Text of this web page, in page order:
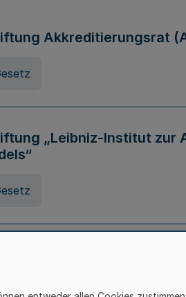
Akkreditierungsrat
„Leibniz-Institut zur
des
- KunstHG)